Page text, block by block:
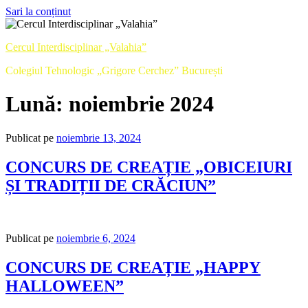
Sari la conținut
Cercul Interdisciplinar „Valahia”
Colegiul Tehnologic „Grigore Cerchez” București
Lună: noiembrie 2024
Publicat pe noiembrie 13, 2024
CONCURS DE CREAȚIE „OBICEIURI
ȘI TRADIȚII DE CRĂCIUN”
Publicat pe noiembrie 6, 2024
CONCURS DE CREAȚIE „HAPPY
HALLOWEEN”